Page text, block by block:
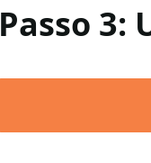
Passo 3: